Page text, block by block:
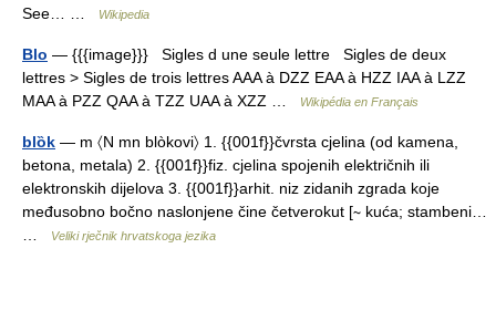
See… …
Wikipedia
Blo — {{{image}}} Sigles d une seule lettre Sigles de deux
lettres > Sigles de trois lettres AAA à DZZ EAA à HZZ IAA à LZZ
MAA à PZZ QAA à TZZ UAA à XZZ …
Wikipédia en Français
blȍk — m 〈N mn blòkovi〉 1. {{001f}}čvrsta cjelina (od kamena,
betona, metala) 2. {{001f}}fiz. cjelina spojenih električnih ili
elektronskih dijelova 3. {{001f}}arhit. niz zidanih zgrada koje
međusobno bočno naslonjene čine četverokut [∼ kuća; stambeni…
Veliki rječnik hrvatskoga jezika